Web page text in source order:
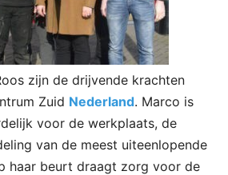
zijn de drijvende krachten
Zuid Nederland. Marco is
voor de werkplaats, de
van de meest uiteenlopende
haar beurt draagt zorg voor de